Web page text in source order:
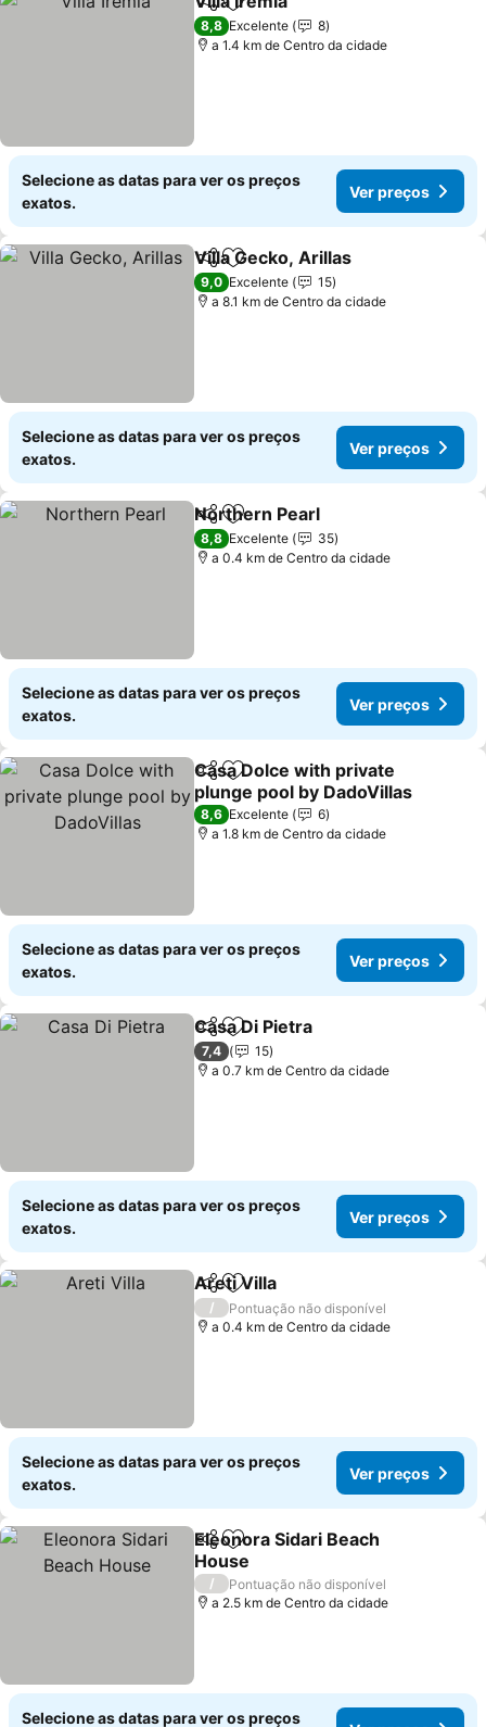
PartilharAdicionar aos favoritos
8,8 Excelente
8
a 1.4 km de Centro da cidade
Selecione as datas para ver os preços
exatos.
Ver preços
PartilharAdicionar aos favoritos
Villa Gecko, Arillas
9,0 Excelente
15
a 8.1 km de Centro da cidade
Selecione as datas para ver os preços
exatos.
Ver preços
PartilharAdicionar aos favoritos
Northern Pearl
8,8 Excelente
35
a 0.4 km de Centro da cidade
Selecione as datas para ver os preços
exatos.
Ver preços
PartilharAdicionar aos favoritos
Casa Dolce with private
plunge pool by DadoVillas
8,6 Excelente
6
a 1.8 km de Centro da cidade
Selecione as datas para ver os preços
exatos.
Ver preços
PartilharAdicionar aos favoritos
Casa Di Pietra
7,4
15
a 0.7 km de Centro da cidade
Selecione as datas para ver os preços
exatos.
Ver preços
PartilharAdicionar aos favoritos
Areti Villa
/
Pontuação não disponível
a 0.4 km de Centro da cidade
Selecione as datas para ver os preços
exatos.
Ver preços
PartilharAdicionar aos favoritos
Eleonora Sidari Beach
House
/
Pontuação não disponível
a 2.5 km de Centro da cidade
Selecione as datas para ver os preços